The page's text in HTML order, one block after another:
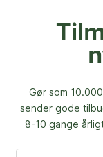
Gør som
sender gode
8-10 gange